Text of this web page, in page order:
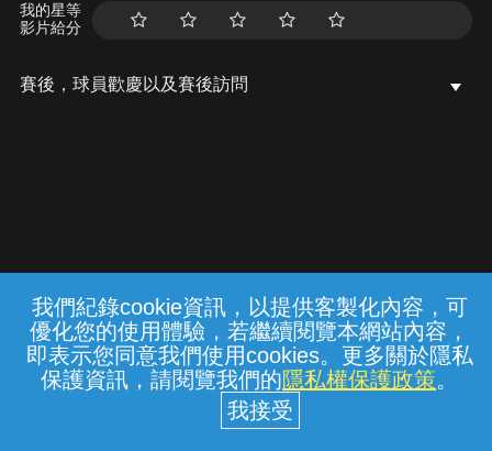
我們紀錄cookie資訊，以提供客製化內容，可
優化您的使用體驗，若繼續閱覽本網站內容，
即表示您同意我們使用cookies。更多關於隱私
保護資訊，請閱覽我們的隱私權保護政策。
我的星等
影片給分
賽後，球員歡慶以及賽後訪問
常見問題 線上客服 服務條款 隱私權保護
中華電信股份有限公司個人家庭分公司
(統一編號：96979949) © 2026
{{notifyMsg}}